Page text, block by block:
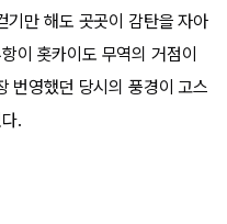
기만 해도 곳곳이 감탄을 자아
이 홋카이도 무역의 거점이
번영했던 당시의 풍경이 고스
.